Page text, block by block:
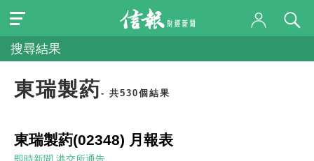
搜尋結果
東瑞製葯- 共530個結果
東瑞製葯(02348) 月報表